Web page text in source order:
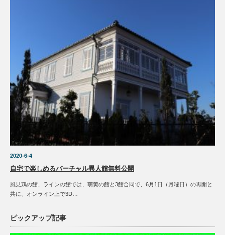
2020-6-4
自宅で楽しめるバーチャル異人館無料公開
風見鶏の館、ラインの館では、萌黄の館と3館合同で、6月1日（月曜日）の再開と
共に、オンライン上で3D…
ピックアップ記事